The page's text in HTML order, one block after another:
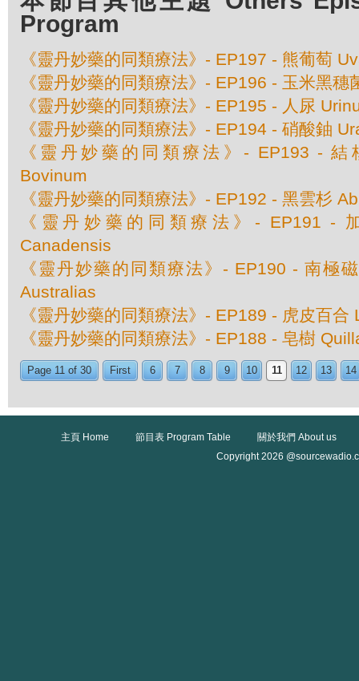
Program
《靈丹妙藥的同類療法》- EP197 - 熊葡萄
《靈丹妙藥的同類療法》- EP196 - 玉米黑
《靈丹妙藥的同類療法》- EP195 - 人尿
《靈丹妙藥的同類療法》- EP194 - 硝酸鈾
《靈丹妙藥的同類療法》- EP193 - 結
Bovinum
《靈丹妙藥的同類療法》- EP192 - 黑雲杉
《靈丹妙藥的同類療法》- EP191 -
Canadensis
《靈丹妙藥的同類療法》- EP190 - 南極
Australias
《靈丹妙藥的同類療法》- EP189 - 虎皮百
《靈丹妙藥的同類療法》- EP188 - 皂樹
Page 11 of 30 First 6 7 8 9 10 11 12 13 14
主頁 Home 節目表 Program Table
關於我們 About us
Copyright 2026